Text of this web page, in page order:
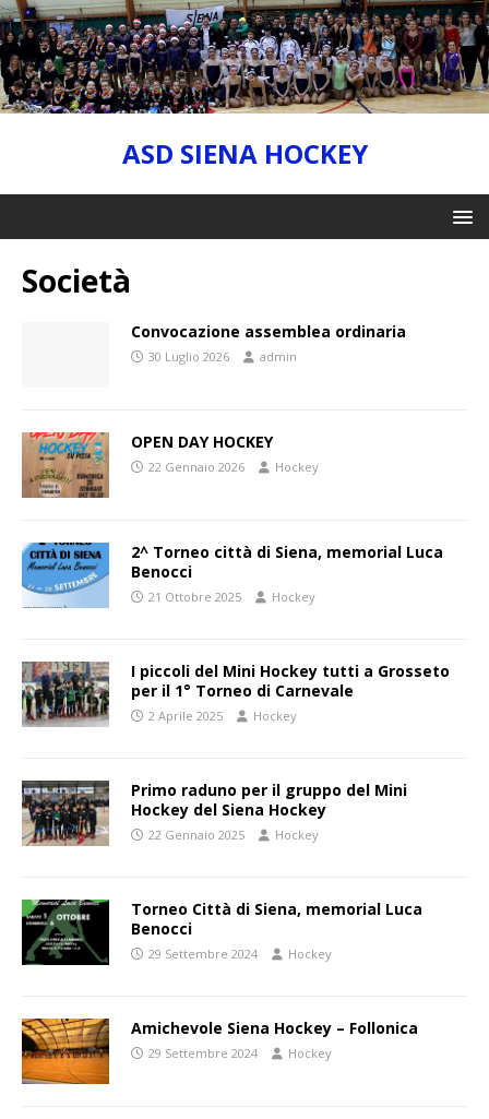
ASD SIENA HOCKEY
Società
Convocazione assemblea ordinaria
30 Luglio 2026 admin
OPEN DAY HOCKEY
22 Gennaio 2026 Hockey
2^ Torneo città di Siena, memorial Luca
Benocci
21 Ottobre 2025 Hockey
I piccoli del Mini Hockey tutti a Grosseto
per il 1° Torneo di Carnevale
2 Aprile 2025 Hockey
Primo raduno per il gruppo del Mini
Hockey del Siena Hockey
22 Gennaio 2025 Hockey
Torneo Città di Siena, memorial Luca
Benocci
29 Settembre 2024 Hockey
Amichevole Siena Hockey – Follonica
29 Settembre 2024 Hockey